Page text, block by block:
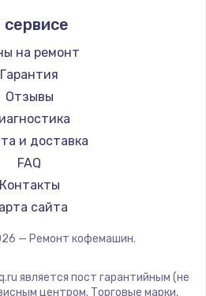
кофемашин Kyvol
RED solution
Bravilor Bonamat
кофемашин Vard
кофемашин Tuvio
Carrera
кофемашин Supra
Ascaso
Jura
Olympia
Saeco
La Cimbali
WMF
Yamaguchi
Nivona
Astoria
MOZZAFIATO
сервисе
на ремонт
Гарантия
Отзывы
и доставка
FAQ
Контакты
сайта
— Ремонт кофемашин.
является пост гарантийным (не
центром. Торговые марки,